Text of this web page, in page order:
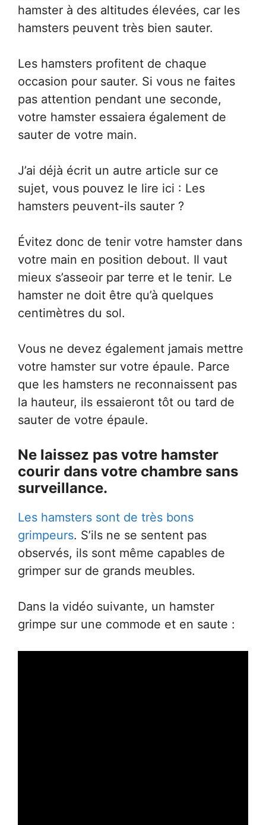
hamster à des altitudes élevées, car les
hamsters peuvent très bien sauter.
Les hamsters profitent de chaque
occasion pour sauter. Si vous ne faites
pas attention pendant une seconde,
votre hamster essaiera également de
sauter de votre main.
J’ai déjà écrit un autre article sur ce
sujet, vous pouvez le lire ici : Les
hamsters peuvent-ils sauter ?
Évitez donc de tenir votre hamster dans
votre main en position debout. Il vaut
mieux s’asseoir par terre et le tenir. Le
hamster ne doit être qu’à quelques
centimètres du sol.
Vous ne devez également jamais mettre
votre hamster sur votre épaule. Parce
que les hamsters ne reconnaissent pas
la hauteur, ils essaieront tôt ou tard de
sauter de votre épaule.
Ne laissez pas votre hamster
courir dans votre chambre sans
surveillance.
Les hamsters sont de très bons
grimpeurs. S’ils ne se sentent pas
observés, ils sont même capables de
grimper sur de grands meubles.
Dans la vidéo suivante, un hamster
grimpe sur une commode et en saute :